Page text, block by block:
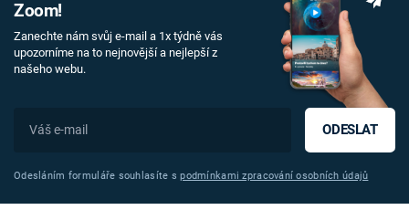
Zoom!
Zanechte nám svůj e-mail a 1x týdně vás
upozorníme na to nejnovější a nejlepší z
našeho webu.
ODESLAT
Odesláním formuláře souhlasíte spodmínkami zpracování osobních údajů